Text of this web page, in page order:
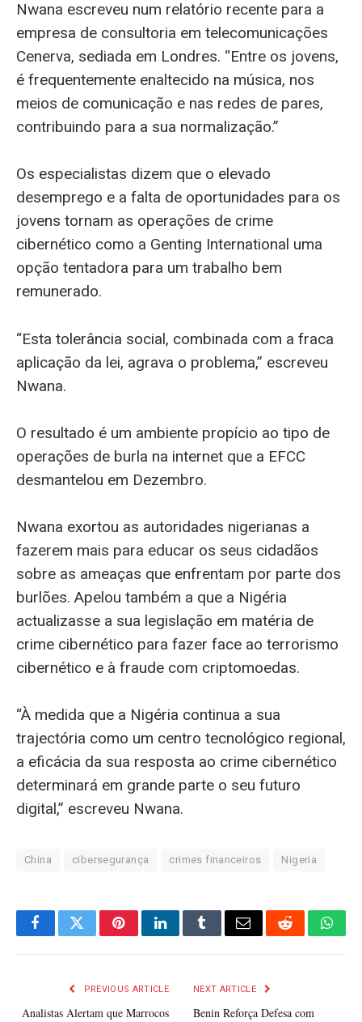
Nwana escreveu num relatório recente para a
empresa de consultoria em telecomunicações
Cenerva, sediada em Londres. “Entre os jovens,
é frequentemente enaltecido na música, nos
meios de comunicação e nas redes de pares,
contribuindo para a sua normalização.”
Os especialistas dizem que o elevado
desemprego e a falta de oportunidades para os
jovens tornam as operações de crime
cibernético como a Genting International uma
opção tentadora para um trabalho bem
remunerado.
“Esta tolerância social, combinada com a fraca
aplicação da lei, agrava o problema,” escreveu
Nwana.
O resultado é um ambiente propício ao tipo de
operações de burla na internet que a EFCC
desmantelou em Dezembro.
Nwana exortou as autoridades nigerianas a
fazerem mais para educar os seus cidadãos
sobre as ameaças que enfrentam por parte dos
burlões. Apelou também a que a Nigéria
actualizasse a sua legislação em matéria de
crime cibernético para fazer face ao terrorismo
cibernético e à fraude com criptomoedas.
“À medida que a Nigéria continua a sua
trajectória como um centro tecnológico regional,
a eficácia da sua resposta ao crime cibernético
determinará em grande parte o seu futuro
digital,” escreveu Nwana.
China cibersegurança crimes financeiros Nigeria
FacebookTwitterPinterestLinkedInTumblrEmail Reddit
PREVIOUS ARTICLE
Analistas Alertam que Marrocos
NEXT ARTICLE
Benin Reforça Defesa com